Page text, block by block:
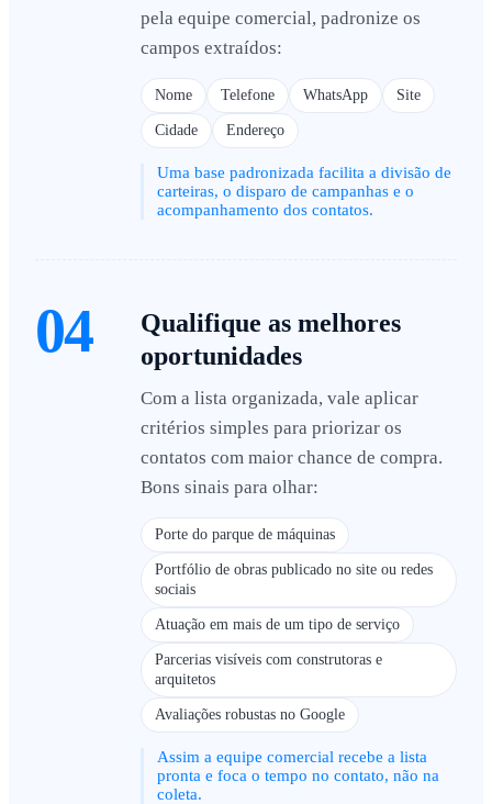
pela equipe comercial, padronize os
campos extraídos:
Nome Telefone WhatsApp Site
Cidade Endereço
Uma base padronizada facilita a divisão de
carteiras, o disparo de campanhas e o
acompanhamento dos contatos.
04
Qualifique as melhores
oportunidades
Com a lista organizada, vale aplicar
critérios simples para priorizar os
contatos com maior chance de compra.
Bons sinais para olhar:
Porte do parque de máquinas
Portfólio de obras publicado no site ou redes
sociais
Atuação em mais de um tipo de serviço
Parcerias visíveis com construtoras e
arquitetos
Avaliações robustas no Google
Assim a equipe comercial recebe a lista
pronta e foca o tempo no contato, não na
coleta.